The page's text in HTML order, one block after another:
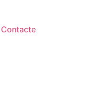
Contacte